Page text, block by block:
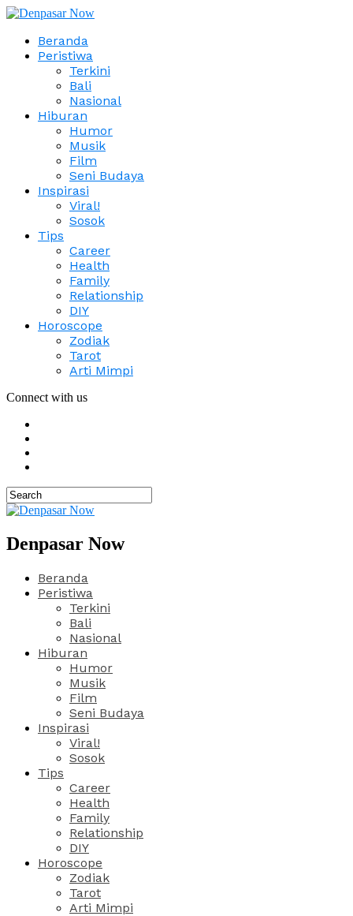
Beranda
Peristiwa
Terkini
Bali
Nasional
Hiburan
Humor
Musik
Film
Seni Budaya
Inspirasi
Viral!
Sosok
Tips
Career
Health
Family
Relationship
DIY
Horoscope
Zodiak
Tarot
Arti Mimpi
Connect with us
Denpasar Now
Beranda
Peristiwa
Terkini
Bali
Nasional
Hiburan
Humor
Musik
Film
Seni Budaya
Inspirasi
Viral!
Sosok
Tips
Career
Health
Family
Relationship
DIY
Horoscope
Zodiak
Tarot
Arti Mimpi